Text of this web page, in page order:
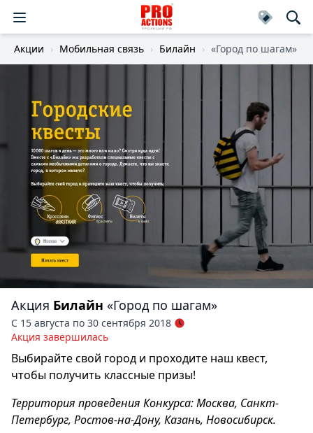
Акции Мобильная связь Билайн «Город по шагам»
Акция Билайн «Город по шагам»
С 15 августа по 30 сентября 2018
Акция завершилась
Выбирайте свой город и проходите наш квест,
чтобы получить классные призы!
Территория проведения Конкурса: Москва, Санкт-
Петербург, Ростов-на-Дону, Казань, Новосибирск.